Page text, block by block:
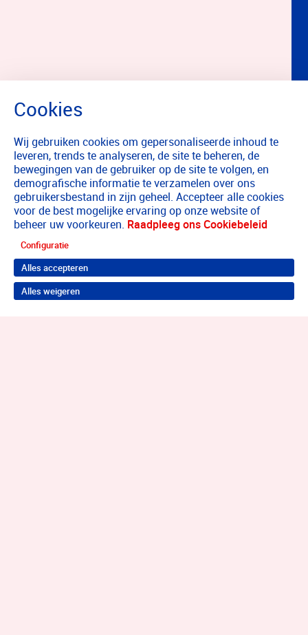
Wij gebruiken cookies om gepersonaliseerde inhoud te
leveren, trends te analyseren, de site te beheren, de
bewegingen van de gebruiker op de site te volgen, en
demografische informatie te verzamelen over ons
gebruikersbestand in zijn geheel. Accepteer alle cookies
voor de best mogelijke ervaring op onze website of
beheer uw voorkeuren. Raadpleeg ons Cookiebeleid
Configuratie
Alles accepteren
Alles weigeren